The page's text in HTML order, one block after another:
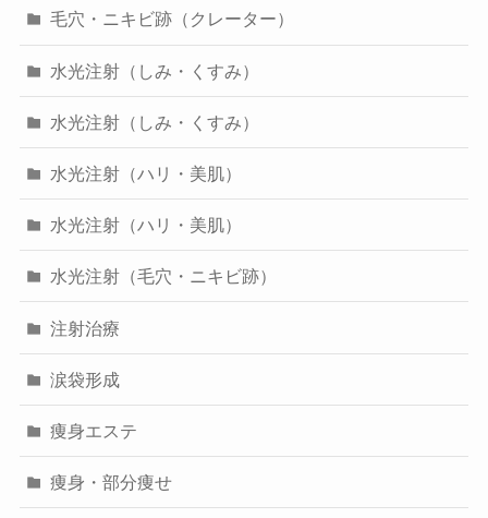
毛穴・ニキビ跡（クレーター）
水光注射（しみ・くすみ）
水光注射（しみ・くすみ）
水光注射（ハリ・美肌）
水光注射（ハリ・美肌）
水光注射（毛穴・ニキビ跡）
注射治療
涙袋形成
痩身エステ
痩身・部分痩せ